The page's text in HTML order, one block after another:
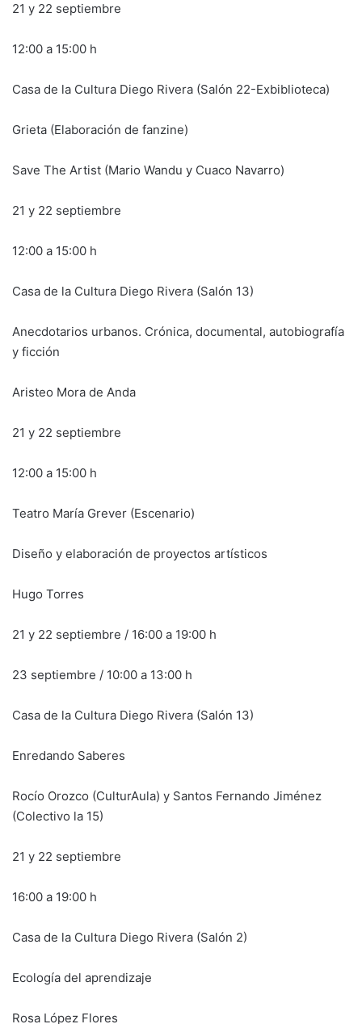
21 y 22 septiembre
12:00 a 15:00 h
Casa de la Cultura Diego Rivera (Salón 22-Exbiblioteca)
Grieta (Elaboración de fanzine)
Save The Artist (Mario Wandu y Cuaco Navarro)
21 y 22 septiembre
12:00 a 15:00 h
Casa de la Cultura Diego Rivera (Salón 13)
Anecdotarios urbanos. Crónica, documental, autobiografía
y ficción
Aristeo Mora de Anda
21 y 22 septiembre
12:00 a 15:00 h
Teatro María Grever (Escenario)
Diseño y elaboración de proyectos artísticos
Hugo Torres
21 y 22 septiembre / 16:00 a 19:00 h
23 septiembre / 10:00 a 13:00 h
Casa de la Cultura Diego Rivera (Salón 13)
Enredando Saberes
Rocío Orozco (CulturAula) y Santos Fernando Jiménez
(Colectivo la 15)
21 y 22 septiembre
16:00 a 19:00 h
Casa de la Cultura Diego Rivera (Salón 2)
Ecología del aprendizaje
Rosa López Flores